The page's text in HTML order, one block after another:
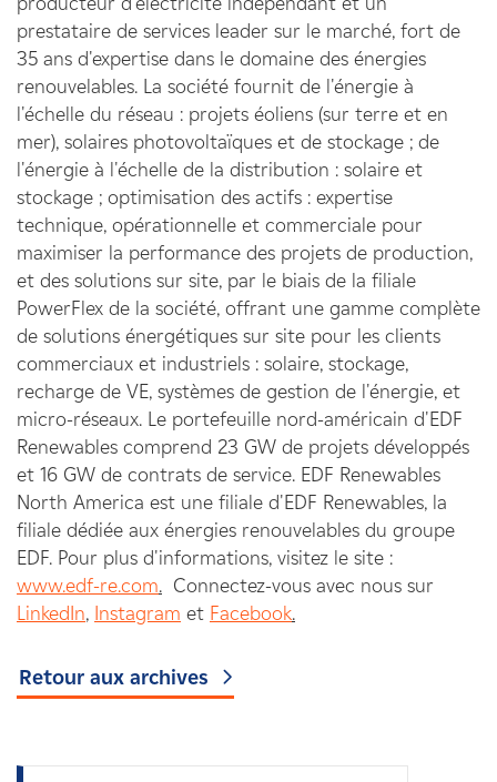
prestataire de services leader sur le marché, fort de
35 ans d'expertise dans le domaine des énergies
renouvelables. La société fournit de l'énergie à
l'échelle du réseau : projets éoliens (sur terre et en
mer), solaires photovoltaïques et de stockage ; de
l'énergie à l'échelle de la distribution : solaire et
stockage ; optimisation des actifs : expertise
technique, opérationnelle et commerciale pour
maximiser la performance des projets de production,
et des solutions sur site, par le biais de la filiale
PowerFlex de la société, offrant une gamme complète
de solutions énergétiques sur site pour les clients
commerciaux et industriels : solaire, stockage,
recharge de VE, systèmes de gestion de l'énergie, et
micro-réseaux. Le portefeuille nord-américain d'EDF
Renewables comprend 23 GW de projets développés
et 16 GW de contrats de service. EDF Renewables
North America est une filiale d'EDF Renewables, la
filiale dédiée aux énergies renouvelables du groupe
EDF. Pour plus d'informations, visitez le site :
www.edf-re.com. Connectez-vous avec nous sur
LinkedIn, Instagram et Facebook.
Retour aux archives